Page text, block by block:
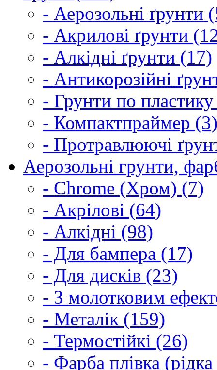
- Аерозольні ґрунти
- Акрилові ґрунти
- Алкідні ґрунти (17)
- Антикорозійні
- Грунти по
- Компактпраймер (3)
- Протравлюючі
Аерозольні грунти,
- Chrome (Хром) (7)
- Акрілові (64)
- Алкідні (98)
- Для бампера (17)
- Для дисків (23)
- З молотковим
- Металік (159)
- Термостійкі (26)
- Фарба плівка